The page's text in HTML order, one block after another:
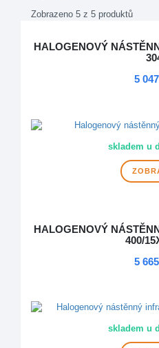
Zobrazeno 5 z 5 produktů
HALOGENOVÝ
5
skladem u
HALOGENOVÝ
400/
5
skladem u